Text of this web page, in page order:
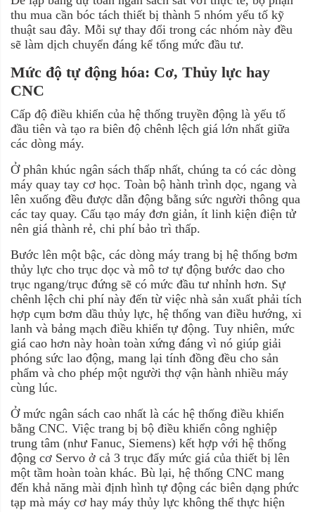
thu mua cần bóc tách thiết bị thành 5 nhóm yếu tố kỹ
thuật sau đây. Mỗi sự thay đổi trong các nhóm này đều
sẽ làm dịch chuyển đáng kể tổng mức đầu tư.
Mức độ tự động hóa: Cơ, Thủy lực hay
CNC
Cấp độ điều khiển của hệ thống truyền động là yếu tố
đầu tiên và tạo ra biên độ chênh lệch giá lớn nhất giữa
các dòng máy.
Ở phân khúc ngân sách thấp nhất, chúng ta có các dòng
máy quay tay cơ học. Toàn bộ hành trình dọc, ngang và
lên xuống đều được dẫn động bằng sức người thông qua
các tay quay. Cấu tạo máy đơn giản, ít linh kiện điện tử
nên giá thành rẻ, chi phí bảo trì thấp.
Bước lên một bậc, các dòng máy trang bị hệ thống bơm
thủy lực cho trục dọc và mô tơ tự động bước dao cho
trục ngang/trục đứng sẽ có mức đầu tư nhỉnh hơn. Sự
chênh lệch chi phí này đến từ việc nhà sản xuất phải tích
hợp cụm bơm dầu thủy lực, hệ thống van điều hướng, xi
lanh và bảng mạch điều khiển tự động. Tuy nhiên, mức
giá cao hơn này hoàn toàn xứng đáng vì nó giúp giải
phóng sức lao động, mang lại tính đồng đều cho sản
phẩm và cho phép một người thợ vận hành nhiều máy
cùng lúc.
Ở mức ngân sách cao nhất là các hệ thống điều khiển
bằng CNC. Việc trang bị bộ điều khiển công nghiệp
trung tâm (như Fanuc, Siemens) kết hợp với hệ thống
động cơ Servo ở cả 3 trục đẩy mức giá của thiết bị lên
một tầm hoàn toàn khác. Bù lại, hệ thống CNC mang
đến khả năng mài định hình tự động các biên dạng phức
tạp mà máy cơ hay máy thủy lực không thể thực hiện